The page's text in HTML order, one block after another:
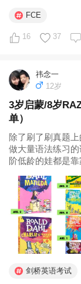
FCE
16 37
祎念一
12岁
3岁启蒙/8岁
单）
除了刷了刷真题
做大量语法练习
阶低龄的娃都是
关阅读： 是什么
钟，是投资还是
是一场应试的狂
剑桥英语考试